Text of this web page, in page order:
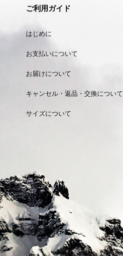
ご利用ガイド
はじめに
お支払いについて
お届けについて
キャンセル・返品・交換について
サイズについて